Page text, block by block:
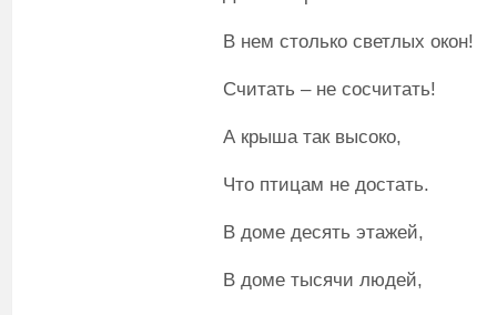
В нем столько светлых окон!
Считать – не сосчитать!
А крыша так высоко,
Что птицам не достать.
В доме десять этажей,
В доме тысячи людей,